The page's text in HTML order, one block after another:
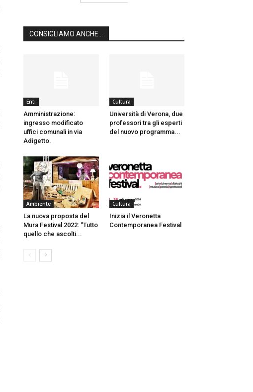
CONSIGLIAMO ANCHE...
Enti
Amministrazione:
ingresso modificato
uffici comunali in via
Adigetto.
Cultura
Università di Verona, due
professori tra gli esperti
del nuovo programma...
Ambiente
La nuova proposta del
Mura Festival 2022: “Tutto
quello che ascolti...
Cultura
Inizia il Veronetta
Contemporanea Festival